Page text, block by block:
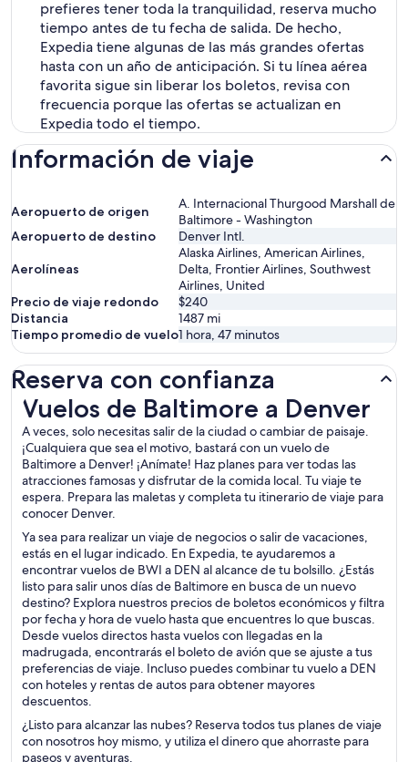
prefieres tener toda la tranquilidad, reserva mucho
tiempo antes de tu fecha de salida. De hecho,
Expedia tiene algunas de las más grandes ofertas
hasta con un año de anticipación. Si tu línea aérea
favorita sigue sin liberar los boletos, revisa con
frecuencia porque las ofertas se actualizan en
Expedia todo el tiempo.
Información de viaje
Aeropuerto de origen
A. Internacional Thurgood Marshall de
Baltimore - Washington
Aeropuerto de destino
Denver Intl.
Aerolíneas
Alaska Airlines, American Airlines,
Delta, Frontier Airlines, Southwest
Airlines, United
Precio de viaje redondo
$240
Distancia
1487 mi
Tiempo promedio de vuelo1 hora, 47 minutos
Reserva con confianza
Vuelos de Baltimore a Denver
A veces, solo necesitas salir de la ciudad o cambiar de paisaje.
¡Cualquiera que sea el motivo, bastará con un vuelo de
Baltimore a Denver! ¡Anímate! Haz planes para ver todas las
atracciones famosas y disfrutar de la comida local. Tu viaje te
espera. Prepara las maletas y completa tu itinerario de viaje para
conocer Denver.
Ya sea para realizar un viaje de negocios o salir de vacaciones,
estás en el lugar indicado. En Expedia, te ayudaremos a
encontrar vuelos de BWI a DEN al alcance de tu bolsillo. ¿Estás
listo para salir unos días de Baltimore en busca de un nuevo
destino? Explora nuestros precios de boletos económicos y filtra
por fecha y hora de vuelo hasta que encuentres lo que buscas.
Desde vuelos directos hasta vuelos con llegadas en la
madrugada, encontrarás el boleto de avión que se ajuste a tus
preferencias de viaje. Incluso puedes combinar tu vuelo a DEN
con hoteles y rentas de autos para obtener mayores
descuentos.
¿Listo para alcanzar las nubes? Reserva todos tus planes de viaje
con nosotros hoy mismo, y utiliza el dinero que ahorraste para
paseos y aventuras.
Vuelos de Baltimore a Denver